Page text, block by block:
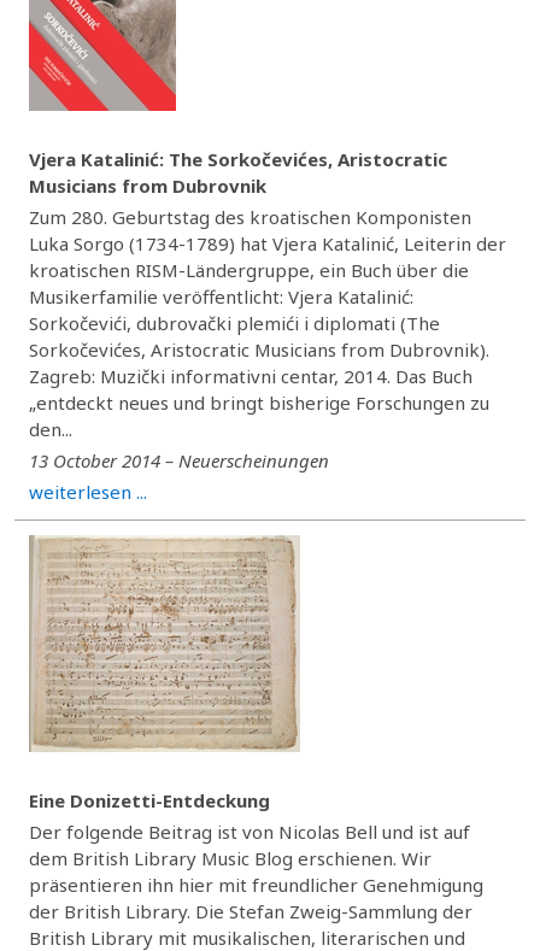
Vjera Katalinić: The Sorkočevićes, Aristocratic
Musicians from Dubrovnik
Zum 280. Geburtstag des kroatischen Komponisten
Luka Sorgo (1734-1789) hat Vjera Katalinić, Leiterin der
kroatischen RISM-Ländergruppe, ein Buch über die
Musikerfamilie veröffentlicht: Vjera Katalinić:
Sorkočevići, dubrovački plemići i diplomati (The
Sorkočevićes, Aristocratic Musicians from Dubrovnik).
Zagreb: Muzički informativni centar, 2014. Das Buch
„entdeckt neues und bringt bisherige Forschungen zu
den...
13 October 2014 – Neuerscheinungen
weiterlesen ...
Eine Donizetti-Entdeckung
Der folgende Beitrag ist von Nicolas Bell und ist auf
dem British Library Music Blog erschienen. Wir
präsentieren ihn hier mit freundlicher Genehmigung
der British Library. Die Stefan Zweig-Sammlung der
British Library mit musikalischen, literarischen und